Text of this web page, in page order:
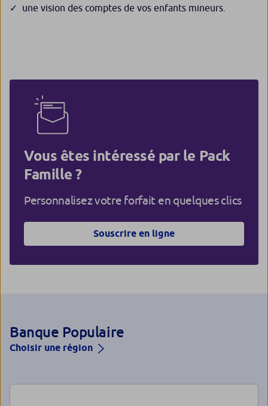
une vision des comptes de vos enfants mineurs.
Vous êtes intéressé par le Pack
Famille ?
Personnalisez votre forfait en quelques clics
Souscrire en ligne
Banque Populaire
Choisir une région